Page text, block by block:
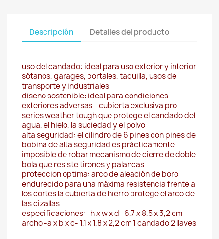
Descripción Detalles del producto
uso del candado: ideal para uso exterior y interior
sótanos, garages, portales, taquilla, usos de
transporte y industriales
diseno sostenible: ideal para condiciones
exteriores adversas - cubierta exclusiva pro
series weather tough que protege el candado del
agua, el hielo, la suciedad y el polvo
alta seguridad: el cilindro de 6 pines con pines de
bobina de alta seguridad es prácticamente
imposible de robar mecanismo de cierre de doble
bola que resiste tirones y palancas
proteccion optima: arco de aleación de boro
endurecido para una máxima resistencia frente a
los cortes la cubierta de hierro protege el arco de
las cizallas
especificaciones: -h x w x d- 6,7 x 8,5 x 3,2 cm
archo -a x b x c- 1,1 x 1,8 x 2,2 cm 1 candado 2 llaves